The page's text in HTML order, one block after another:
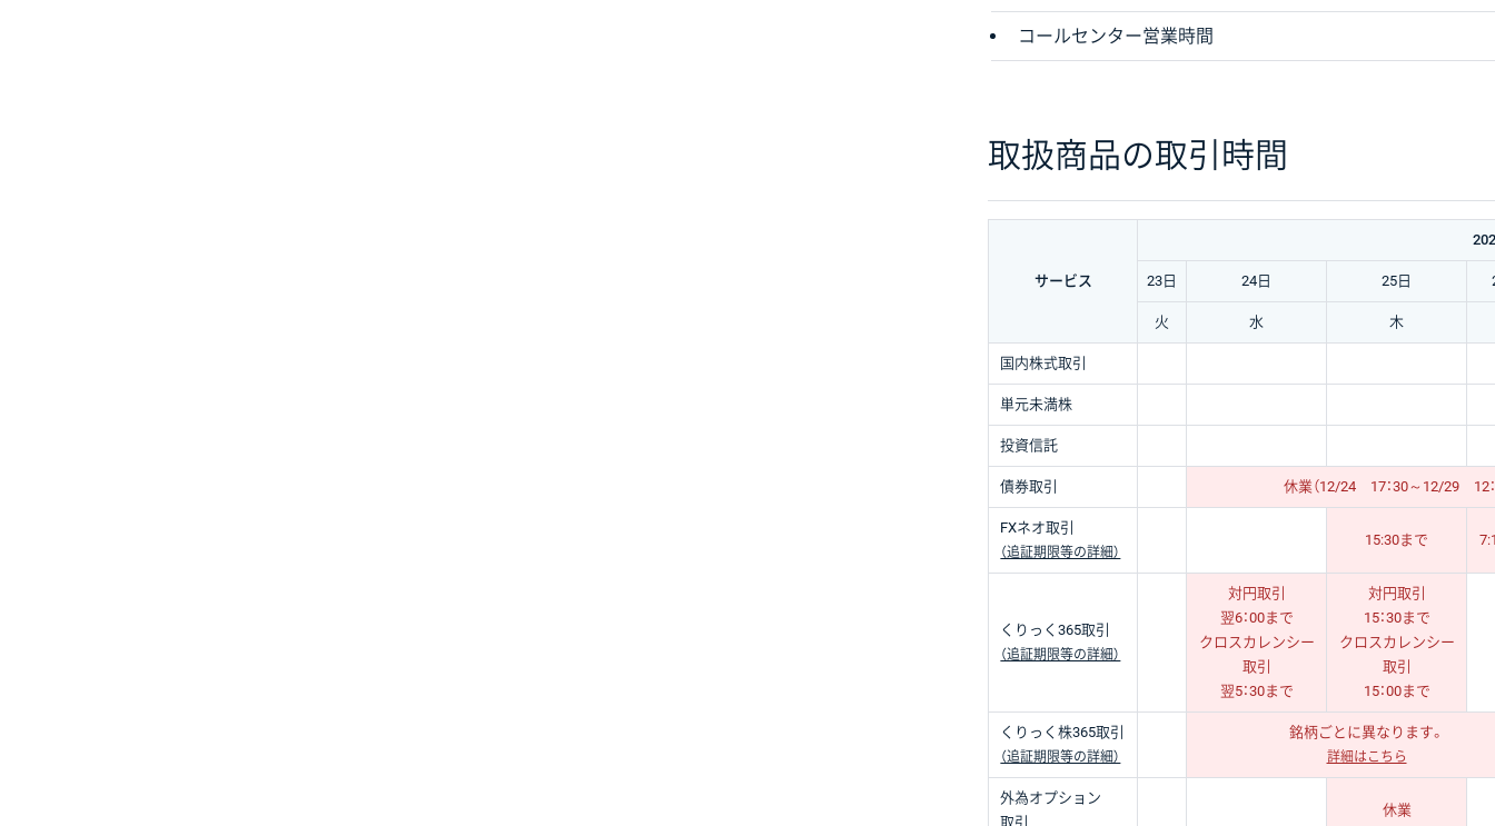
コールセンター営業時間
取扱商品の取引時間
サービス 23日 24日 25日
火 水 木
国内株式取引
単元未満株
投資信託
債券取引 休業（12/24 17：30～12/29 12：
FXネオ取引
（追証期限等の詳細）
15:30まで
くりっく365取引
（追証期限等の詳細）
対円取引
翌6：00まで
クロスカレンシー
取引
翌5：30まで
対円取引
15：30まで
クロスカレンシー
取引
15：00まで
くりっく株365取引
（追証期限等の詳細）
銘柄ごとに異なります。
詳細はこちら
外為オプション
取引
休業